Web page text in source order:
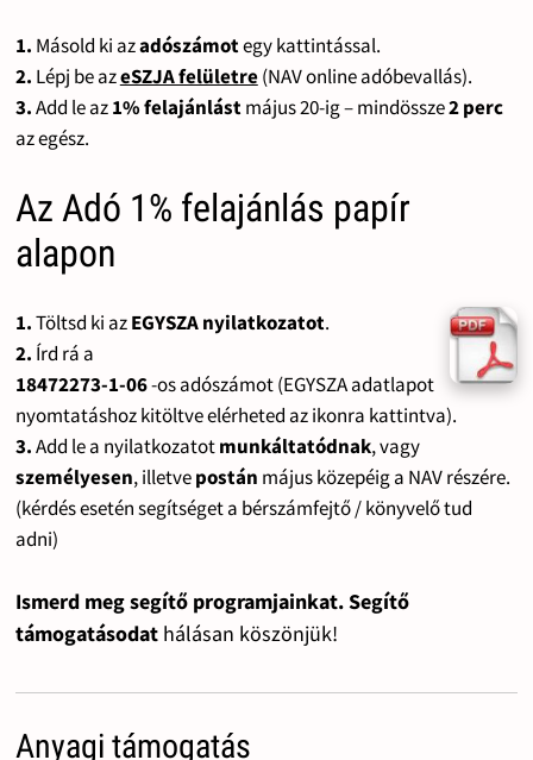
1. Másold ki azadószámotegy kattintással.
2. Lépj be azeSZJA felületre(NAV online adóbevallás).
3.Add le az1% felajánlástmájus 20-ig – mindössze2 perc
az egész.
Az Adó 1% felajánlás papír
alapon
1.Töltsd ki azEGYSZA nyilatkozatot.
2. Írd rá a
18472273-1-06-os adószámot (EGYSZA adatlapot
nyomtatáshoz kitöltve elérheted az ikonra kattintva).
3.Add le a nyilatkozatotmunkáltatódnak, vagy
személyesen, illetvepostán május közepéig a NAV részére.
(kérdés esetén segítséget a bérszámfejtő / könyvelő tud
adni)
Ismerd meg segítő programjainkat. Segítő
támogatásodat hálásan köszönjük!
Anyagi támogatás